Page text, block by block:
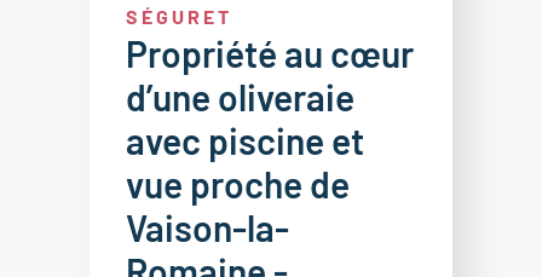
SÉGURET
Propriété au cœur
d’une oliveraie
avec piscine et
vue proche de
Vaison-la-